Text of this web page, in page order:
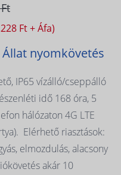
Ft + Áfa)
Állat nyomkövetés
IP65 vízálló/cseppálló
idő 168 óra, 5
hálózaton 4G LTE
Elérhető riasztások:
elmozdulás, alacsony
akár 10